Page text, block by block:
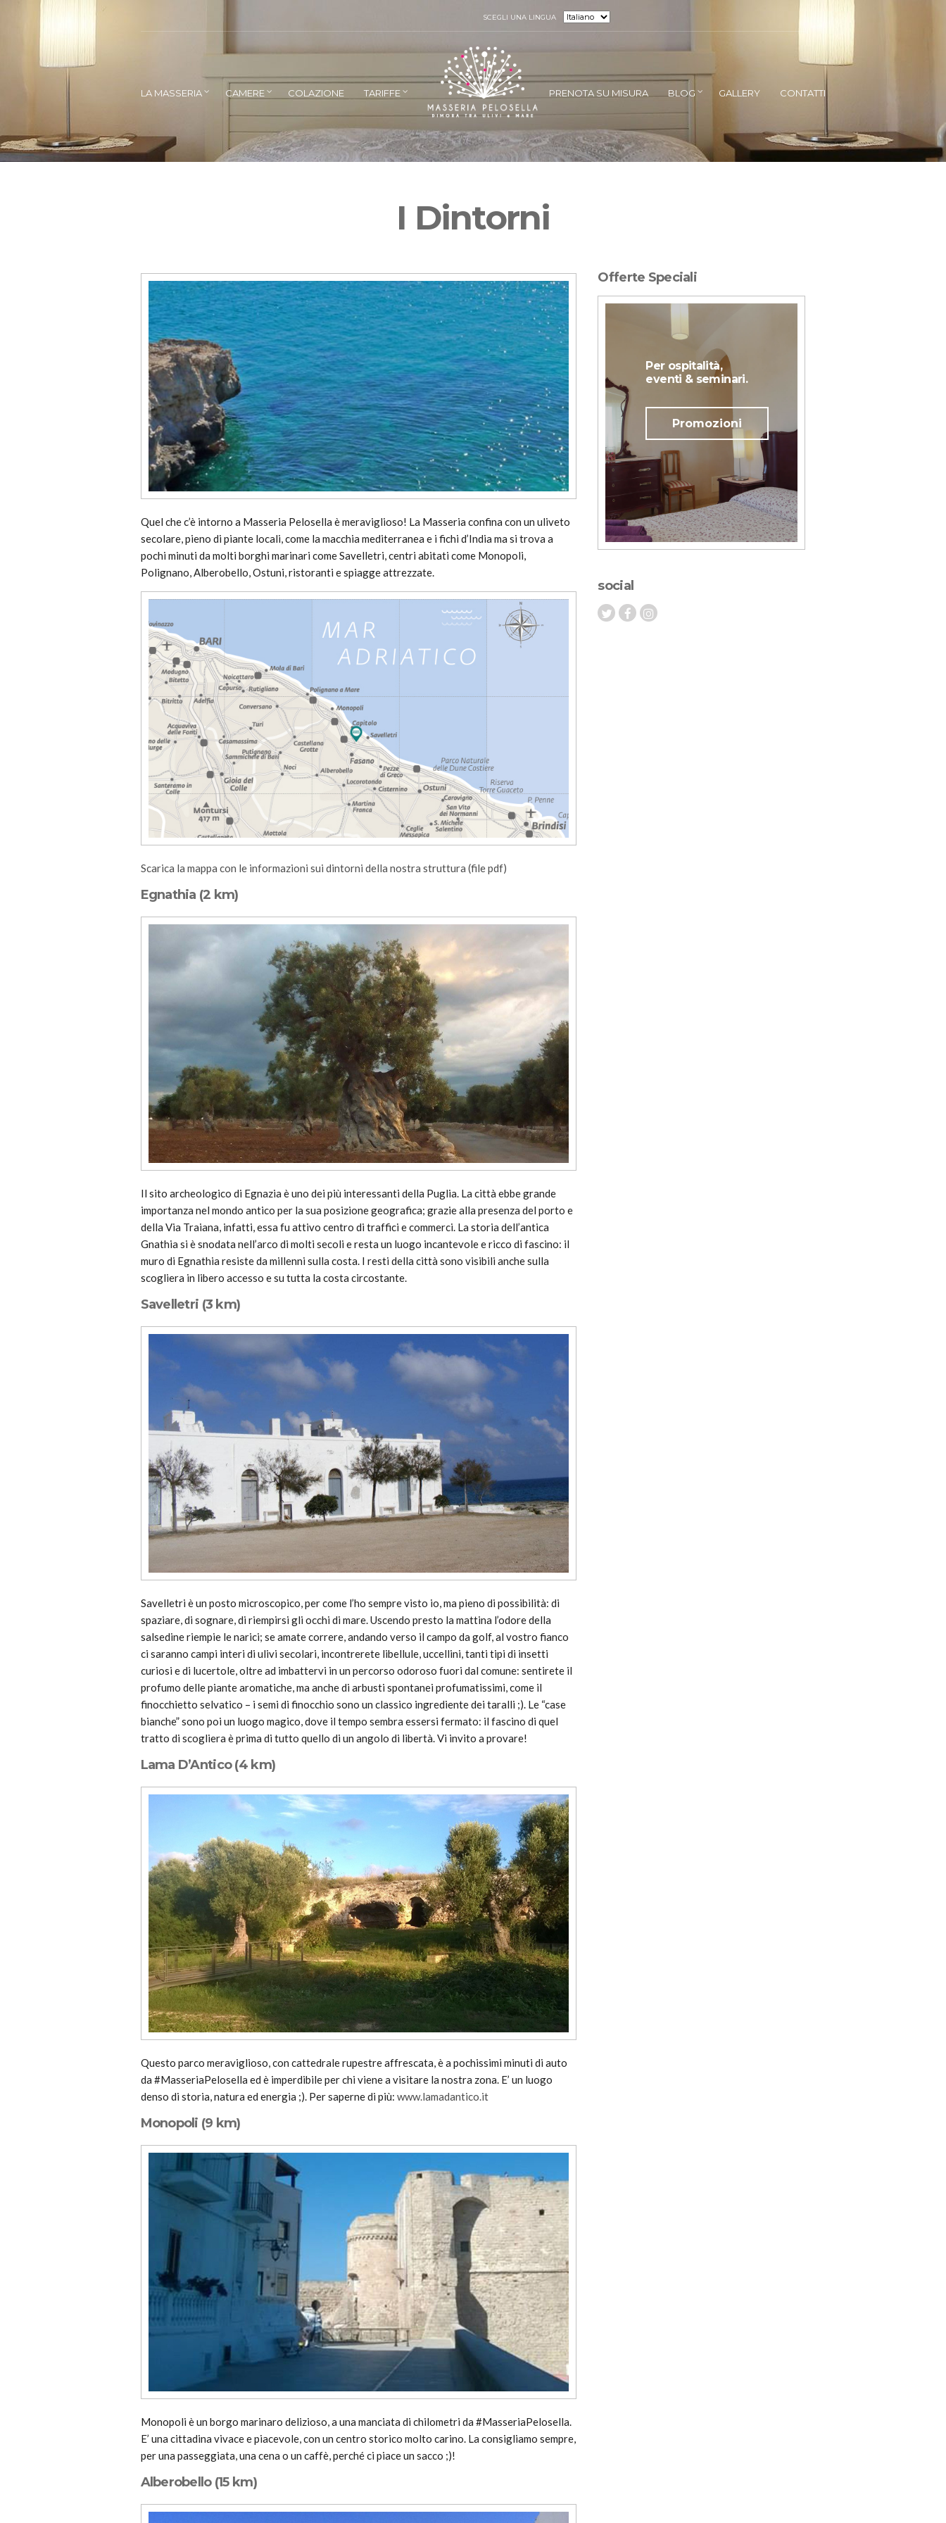
SCEGLI UNA LINGUA
LA MASSERIA CAMERE COLAZIONE TARIFFE PRENOTA SU MISURA BLOG GALLERY CONTATTI
I Dintorni
Quel che c’è intorno a Masseria Pelosella è meraviglioso! La Masseria confina con un uliveto
secolare, pieno di piante locali, come la macchia mediterranea e i fichi d’India ma si trova a
pochi minuti da molti borghi marinari come Savelletri, centri abitati come Monopoli,
Polignano, Alberobello, Ostuni, ristoranti e spiagge attrezzate.
Scarica la mappa con le informazioni sui dintorni della nostra struttura (file pdf)
Egnathia (2 km)
Il sito archeologico di Egnazia è uno dei più interessanti della Puglia. La città ebbe grande
importanza nel mondo antico per la sua posizione geografica; grazie alla presenza del porto e
della Via Traiana, infatti, essa fu attivo centro di traffici e commerci. La storia dell’antica
Gnathia si è snodata nell’arco di molti secoli e resta un luogo incantevole e ricco di fascino: il
muro di Egnathia resiste da millenni sulla costa. I resti della città sono visibili anche sulla
scogliera in libero accesso e su tutta la costa circostante.
Savelletri (3 km)
Savelletri è un posto microscopico, per come l’ho sempre visto io, ma pieno di possibilità: di
spaziare, di sognare, di riempirsi gli occhi di mare. Uscendo presto la mattina l’odore della
salsedine riempie le narici; se amate correre, andando verso il campo da golf, al vostro fianco
ci saranno campi interi di ulivi secolari, incontrerete libellule, uccellini, tanti tipi di insetti
curiosi e di lucertole, oltre ad imbattervi in un percorso odoroso fuori dal comune: sentirete il
profumo delle piante aromatiche, ma anche di arbusti spontanei profumatissimi, come il
finocchietto selvatico – i semi di finocchio sono un classico ingrediente dei taralli ;). Le “case
bianche” sono poi un luogo magico, dove il tempo sembra essersi fermato: il fascino di quel
tratto di scogliera è prima di tutto quello di un angolo di libertà. Vi invito a provare!
Lama D’Antico (4 km)
Questo parco meraviglioso, con cattedrale rupestre affrescata, è a pochissimi minuti di auto
da #MasseriaPelosella ed è imperdibile per chi viene a visitare la nostra zona. E’ un luogo
denso di storia, natura ed energia ;). Per saperne di più: www.lamadantico.it
Monopoli (9 km)
Monopoli è un borgo marinaro delizioso, a una manciata di chilometri da #MasseriaPelosella.
E’ una cittadina vivace e piacevole, con un centro storico molto carino. La consigliamo sempre,
per una passeggiata, una cena o un caffè, perché ci piace un sacco ;)!
Alberobello (15 km)
Offerte Speciali
Per ospitalità,
eventi & seminari.
Promozioni
social